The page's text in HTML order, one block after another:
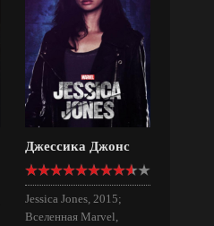
Джессика Джонс
Jessica Jones, 2015;
Вселенная Marvel,